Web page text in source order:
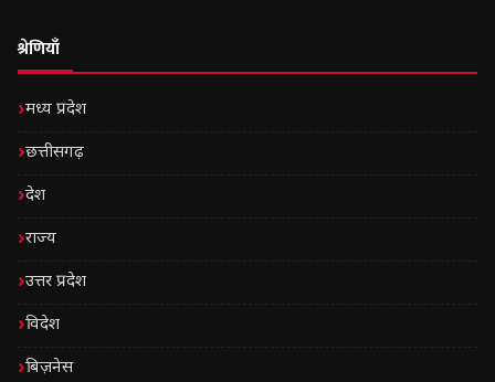
श्रेणियाँ
मध्य प्रदेश
छत्तीसगढ़
देश
राज्य
उत्तर प्रदेश
विदेश
बिज़नेस